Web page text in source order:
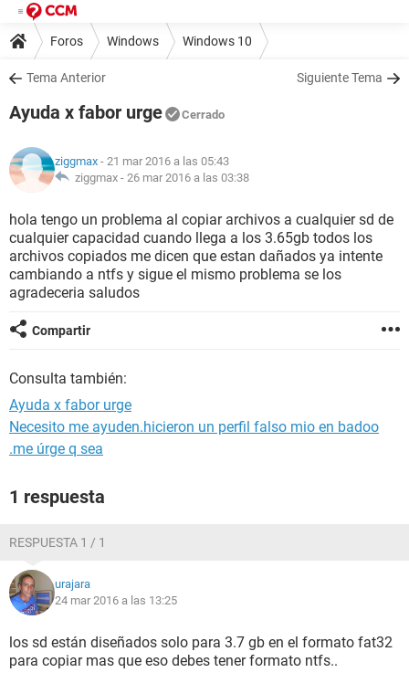
Foros Windows Windows 10
Tema Anterior Siguiente Tema
Ayuda x fabor urge Cerrado
ziggmax - 21 mar 2016 a las 05:43
ziggmax - 26 mar 2016 a las 03:38
hola tengo un problema al copiar archivos a cualquier sd de
cualquier capacidad cuando llega a los 3.65gb todos los
archivos copiados me dicen que estan dañados ya intente
cambiando a ntfs y sigue el mismo problema se los
agradeceria saludos
Compartir
Consulta también:
Ayuda x fabor urge
Necesito me ayuden.hicieron un perfil falso mio en badoo
.me úrge q sea
1 respuesta
RESPUESTA 1 / 1
urajara
24 mar 2016 a las 13:25
los sd están diseñados solo para 3.7 gb en el formato fat32
para copiar mas que eso debes tener formato ntfs..